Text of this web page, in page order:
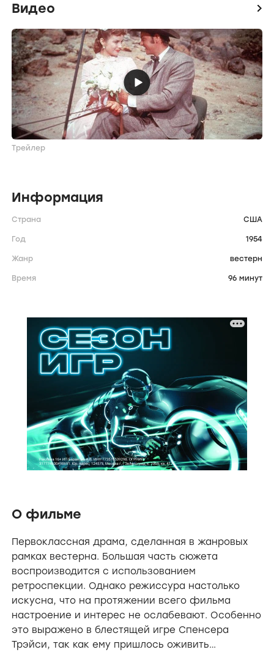
Видео icon
Трейлер
Информация
Страна США
Год 1954
Жанр вестерн
Время 96 минут
О фильме
Первоклассная драма, сделанная в жанровых
рамках вестерна. Большая часть сюжета
воспроизводится с использованием
ретроспекции. Однако режиссура настолько
искусна, что на протяжении всего фильма
настроение и интерес не ослабевают. Особенно
это выражено в блестящей игре Спенсера
Трэйси, так как ему пришлось оживить